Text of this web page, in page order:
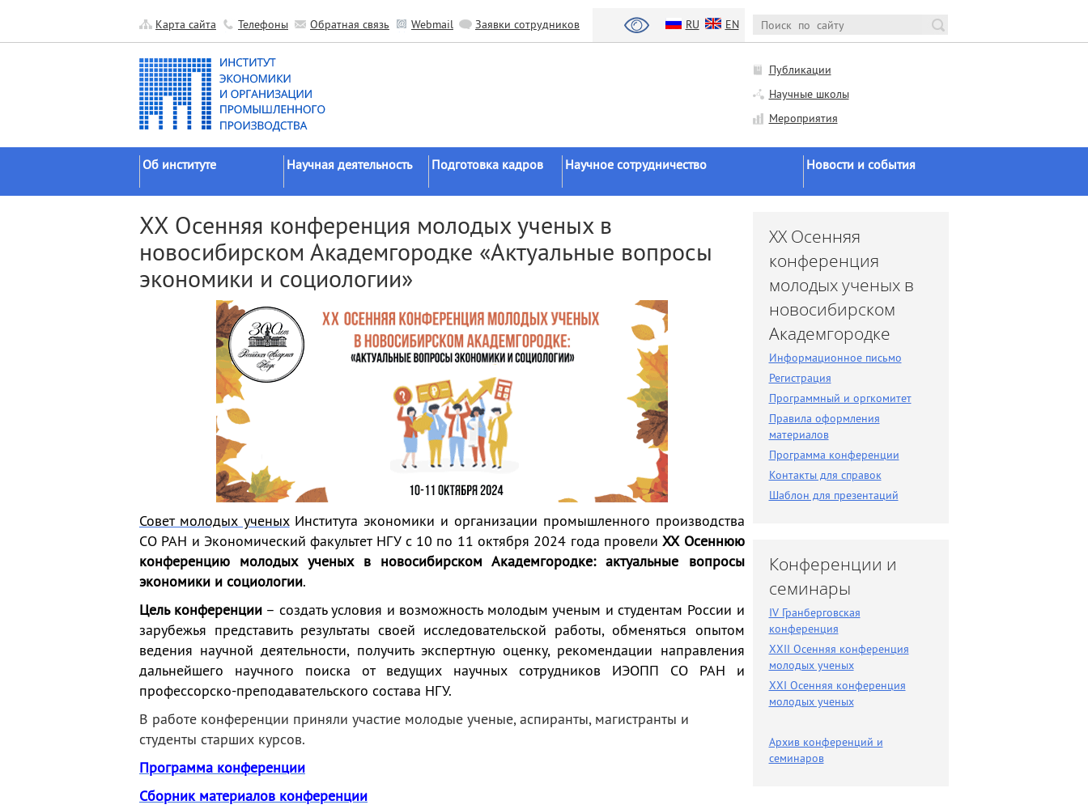
Карта сайта Телефоны Обратная связь Webmail Заявки сотрудников RU EN
Публикации
Научные школы
Мероприятия
Об институте
Официальные документы
История
Руководство
Научные подразделения
Прочие подразделения
Научная деятельность
исследований
Основные результаты
Прикладные разработки
Научные школы
Экспедиции
Мероприятия
Подготовка кадров
Докторантура
Соискательство
Целевое обучение
Научное сотрудничество
Национальный проект «Наука и
университеты»
Зарубежные организации
Новости и события
Конференции и семинары
Заседания ученого совета
Заседания диссоветов
Экспертное мнение
Поиск по новостям
XX Осенняя конференция молодых ученых в
новосибирском Академгородке «Актуальные вопросы
экономики и социологии»
Совет молодых ученыхИнститута экономики и организации промышленного производства
СО РАН и Экономический факультет НГУ с 10 по 11 октября 2024 года провелиXXОсеннюю
конференцию молодых ученых в новосибирском Академгородке: актуальные вопросы
экономики и социологии.
Цель конференции– создать условия и возможность молодым ученым и студентам России и
зарубежья представить результаты своей исследовательской работы, обменяться опытом
ведения научной деятельности, получить экспертную оценку, рекомендации направления
дальнейшего научного поиска от ведущих научных сотрудников ИЭОПП СО РАН и
профессорско-преподавательского состава НГУ.
В работе конференции приняли участие молодые ученые, аспиранты, магистранты и
студенты старших курсов.
Программа конференции
Сборник материалов конференции
XX Осенняя
конференция
молодых ученых в
новосибирском
Академгородке
Информационное письмо
Регистрация
Программный и оргкомитет
Правила оформления
материалов
Программа конференции
Контакты для справок
Шаблон для презентаций
Конференции и
семинары
IV Гранберговская
конференция
XXII Осенняя конференция
молодых ученых
XXI Осенняя конференция
молодых ученых
Архив конференций и
семинаров